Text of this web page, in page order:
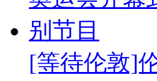
[等待伦敦]